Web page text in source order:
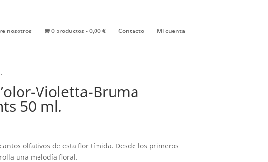
nosotros 0 productos 0,00 € Contacto Mi cuenta
Violetta-Bruma
50 ml.
olfativos de esta flor tímida. Desde los primeros
una melodía floral.